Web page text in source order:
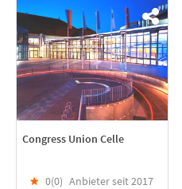
Congress Union Celle
★ 0(0) Anbieter seit 2017